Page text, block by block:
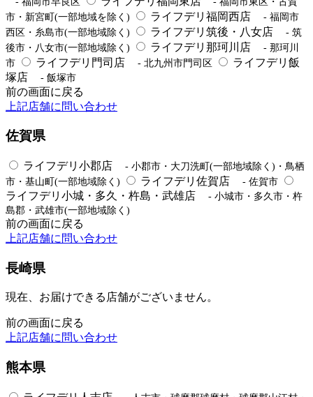
市・新宮町(一部地域を除く)
ライフデリ福岡西店
- 福岡市
西区・糸島市(一部地域除く)
ライフデリ筑後・八女店
- 筑
後市・八女市(一部地域除く)
ライフデリ那珂川店
- 那珂川
市
ライフデリ門司店 - 北九州市門司区
ライフデリ飯
塚店
- 飯塚市
前の画面に戻る
上記店舗に問い合わせ
佐賀県
ライフデリ小郡店
- 小郡市・大刀洗町(一部地域除く)・鳥栖
市・基山町(一部地域除く)
ライフデリ佐賀店 - 佐賀市
ライフデリ小城・多久・杵島・武雄店
- 小城市・多久市・杵
島郡・武雄市(一部地域除く)
前の画面に戻る
上記店舗に問い合わせ
長崎県
現在、お届けできる店舗がございません。
前の画面に戻る
上記店舗に問い合わせ
熊本県